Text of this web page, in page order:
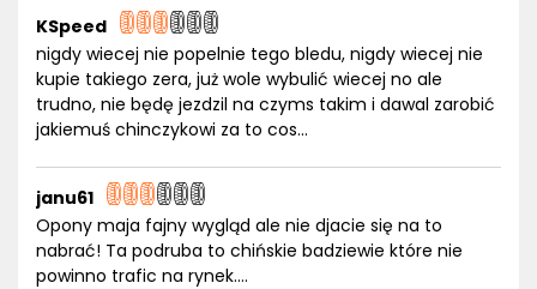
KSpeed
nigdy wiecej nie popelnie tego bledu, nigdy wiecej nie
kupie takiego zera, już wole wybulić wiecej no ale
trudno, nie będę jezdzil na czyms takim i dawal zarobić
jakiemuś chinczykowi za to cos...
janu61
Opony maja fajny wygląd ale nie djacie się na to
nabrać! Ta podruba to chińskie badziewie które nie
powinno trafic na rynek….